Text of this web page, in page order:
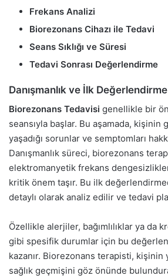
Frekans Analizi
Biorezonans Cihazı ile Tedavi
Seans Sıklığı ve Süresi
Tedavi Sonrası Değerlendirme
Danışmanlık ve İlk Değerlendirme
Biorezonans Tedavisi genellikle bir ön
seansıyla başlar. Bu aşamada, kişinin
yaşadığı sorunlar ve semptomları
Danışmanlık süreci, biorezonans
elektromanyetik frekans
kritik önem taşır. Bu ilk
detaylı olarak analiz edilir ve tedavi
Özellikle alerjiler, bağımlılıklar ya da
gibi spesifik durumlar için bu
kazanır. Biorezonans terapisti, kişinin
sağlık geçmişini göz önünde